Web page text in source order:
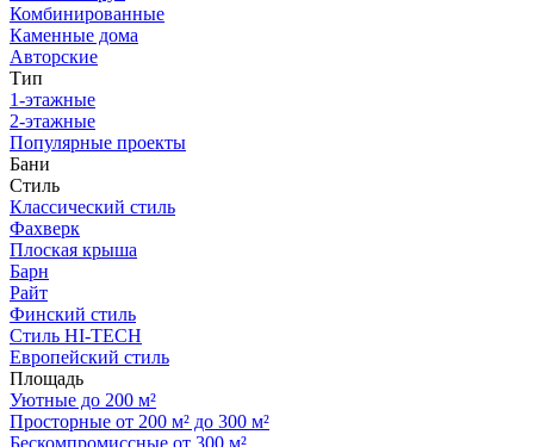
Комбинированные
Каменные дома
Авторские
Тип
1-этажные
2-этажные
Популярные проекты
Бани
Стиль
Классический стиль
Фахверк
Плоская крыша
Барн
Райт
Финский стиль
Стиль HI-TECH
Европейский стиль
Площадь
Уютные до 200 м²
Просторные от 200 м² до 300 м²